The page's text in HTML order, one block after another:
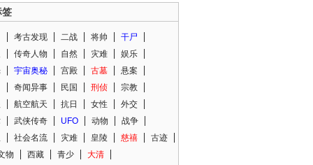
签
考古发现 二战 将帅
干尸
传奇人物 自然 灾难
娱乐
宇宙奥秘 宫殿 古墓
悬案
奇闻异事 民国 刑侦
宗教
航空航天 抗日 女性
外交
武侠传奇 UFO 动物
战争
社会名流 灾难 皇陵 慈禧
古迹
物
西藏 青少 大清